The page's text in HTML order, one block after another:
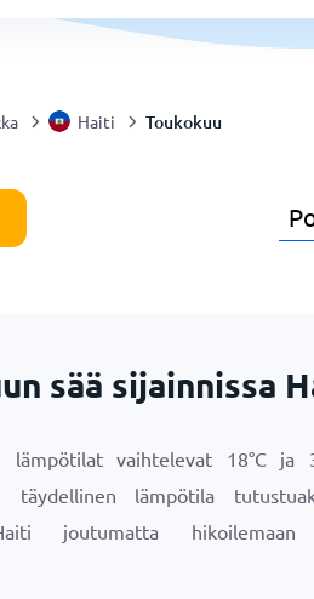
Haiti Toukokuu
sää sijainnissa
lämpötilat vaihtelevat 18°Cja
lämpötila
joutumatta